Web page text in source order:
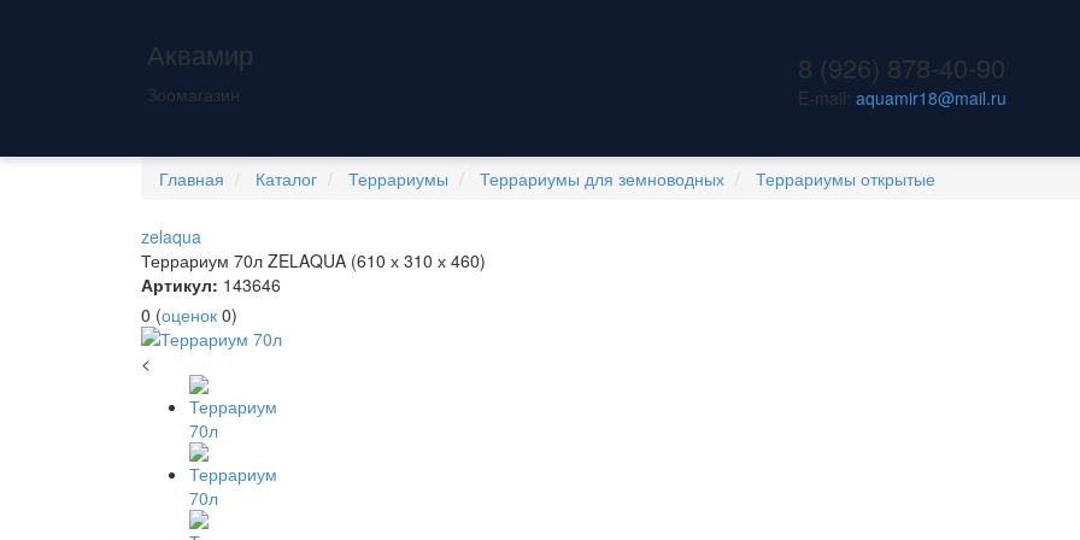
Аквамир
Зоомагазин
8 (926) 878-40-90
E-mail: aquamir18@mail.ru
Главная Каталог Террариумы Террариумы для земноводных Террариумы открытые
zelaqua
Террариум 70л ZELAQUA (610 х 310 х 460)
Артикул: 143646
0 (оценок 0)
<